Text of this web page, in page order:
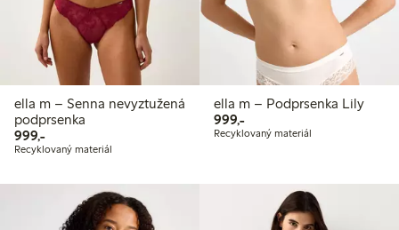
ella m – Senna nevyztužená
podprsenka
999,-999,00 Kč
Recyklovaný materiál
ella m – Podprsenka Lily
999,-999,00 Kč
Recyklovaný materiál